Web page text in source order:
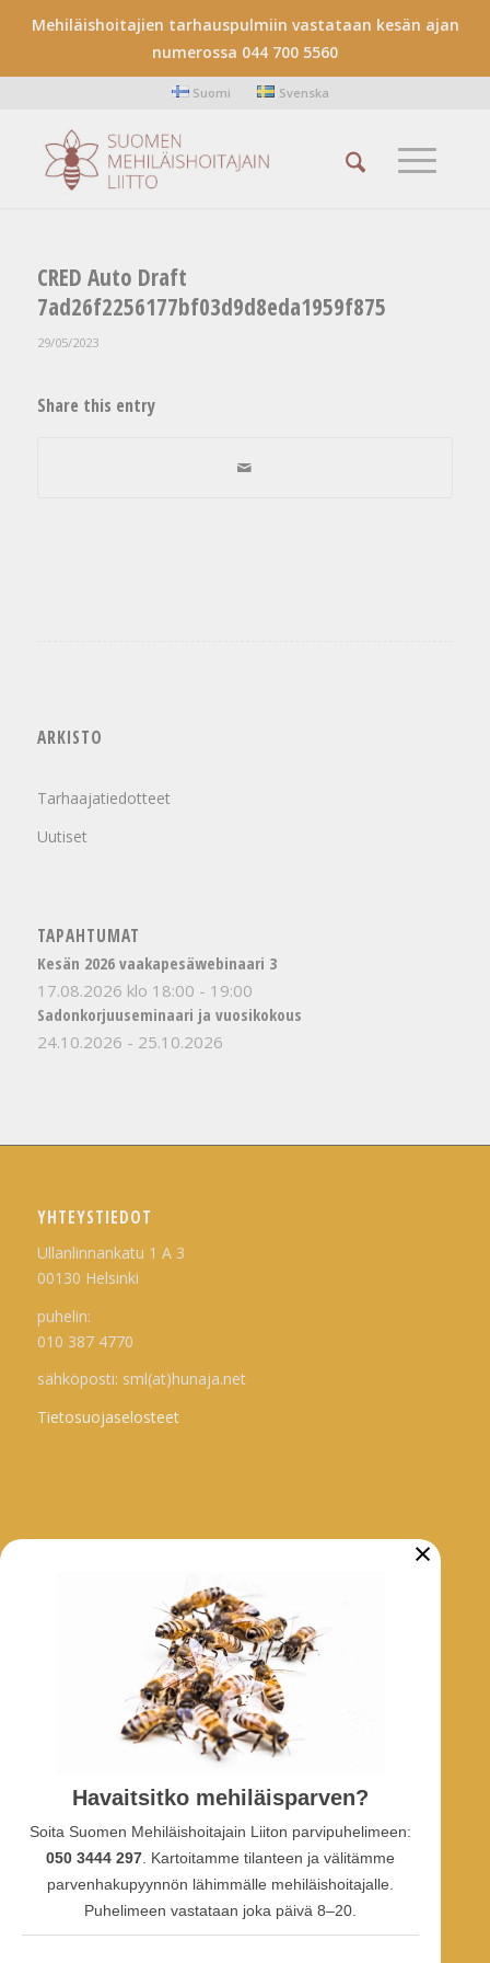
Mehiläishoitajien tarhauspulmiin vastataan kesän ajan
numerossa 044 700 5560
Suomi Svenska
CRED Auto Draft
7ad26f2256177bf03d9d8eda1959f875
29/05/2023
Share this entry
ARKISTO
Tarhaajatiedotteet
Uutiset
TAPAHTUMAT
Kesän 2026 vaakapesäwebinaari 3
17.08.2026 klo 18:00 - 19:00
Sadonkorjuuseminaari ja vuosikokous
24.10.2026 - 25.10.2026
YHTEYSTIEDOT
Ullanlinnankatu 1 A 3
00130 Helsinki
puhelin:
010 387 4770
sähköposti: sml(at)hunaja.net
Tietosuojaselosteet
Facebook-ryhmä
Facebook-sivu
Facebook-profiili
Youtube
Havaitsitko mehiläisparven?
Soita Suomen Mehiläishoitajain Liiton parvipuhelimeen:
050 3444 297 . Kartoitamme tilanteen ja välitämme
parvenhakupyynnön lähimmälle mehiläishoitajalle.
Puhelimeen vastataan joka päivä 8–20.
×